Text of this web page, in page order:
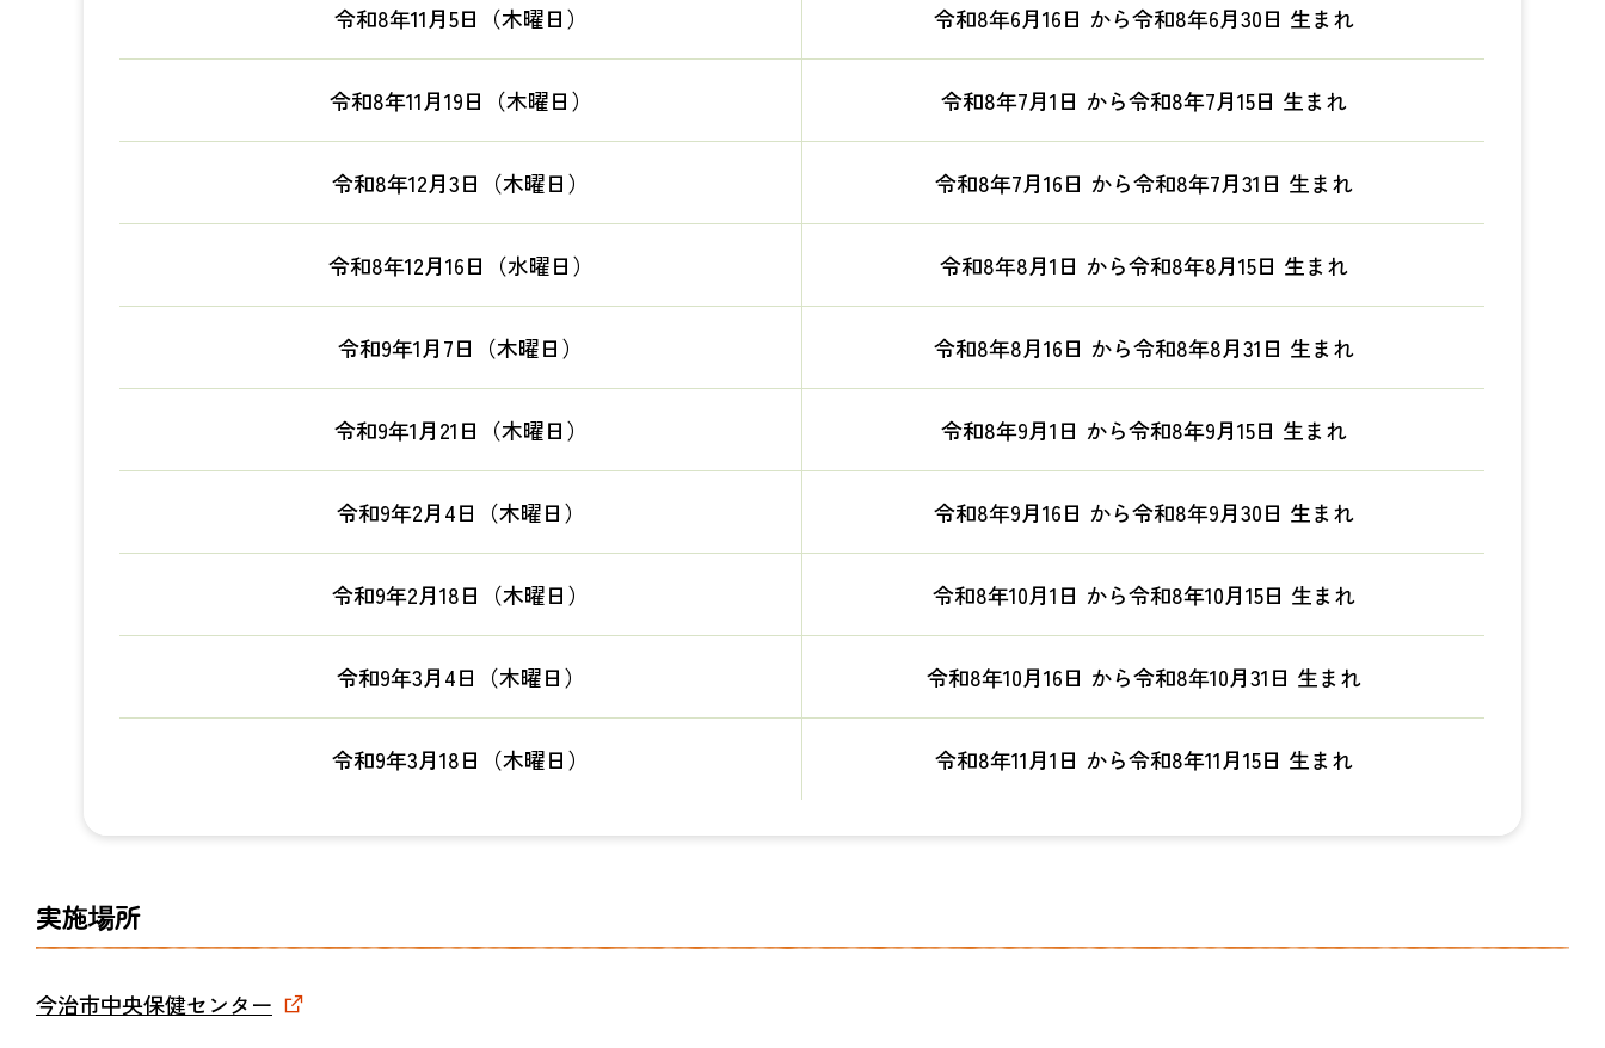
令和8年11月5日（木曜日） 令和8年6月16日 から令和8年6月30日 生まれ
令和8年11月19日（木曜日） 令和8年7月1日 から令和8年7月15日 生まれ
令和8年12月3日（木曜日） 令和8年7月16日 から令和8年7月31日 生まれ
令和8年12月16日（水曜日） 令和8年8月1日 から令和8年8月15日 生まれ
令和9年1月7日（木曜日） 令和8年8月16日 から令和8年8月31日 生まれ
令和9年1月21日（木曜日） 令和8年9月1日 から令和8年9月15日 生まれ
令和9年2月4日（木曜日） 令和8年9月16日 から令和8年9月30日 生まれ
令和9年2月18日（木曜日） 令和8年10月1日 から令和8年10月15日 生まれ
令和9年3月4日（木曜日） 令和8年10月16日 から令和8年10月31日 生まれ
令和9年3月18日（木曜日） 令和8年11月1日 から令和8年11月15日 生まれ
実施場所
今治市中央保健センター